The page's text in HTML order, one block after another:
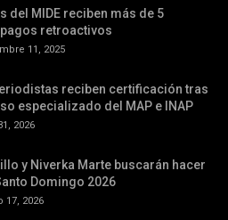
del MIDE reciben más de 5
retroactivos
11, 2025
reciben certificación tras
especializado del MAP e INAP
2026
y Niverka Marte buscarán hacer
Domingo 2026
17, 2026